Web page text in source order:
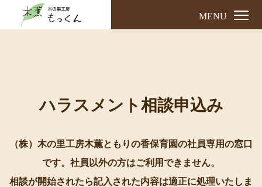
MENU
ハラスメント相談申込み
（株）木の里工房木薫ともりの香保育園の社員専用の窓口
です。社員以外の方はご利用できません。
相談が開始されたら記入された内容は適正に処理いたしま